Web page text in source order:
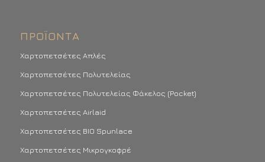
ΠΡΟΪΌΝΤΑ
Χαρτοπετσέτες Απλές
Χαρτοπετσέτες Πολυτελείας
Χαρτοπετσέτες Πολυτελείας Φάκελος (Pocket)
Χαρτοπετσέτες Airlaid
Χαρτοπετσέτες BIO Spunlace
Χαρτοπετσέτες Μικρογκοφρέ